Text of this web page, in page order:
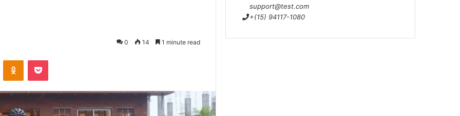
0 14 1 minute read
support@test.com
+(15) 94117-1080